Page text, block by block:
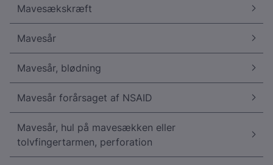
Mavesækskræft
Mavesår
Mavesår, blødning
Mavesår forårsaget af NSAID
Mavesår, hul på mavesækken eller
tolvfingertarmen, perforation